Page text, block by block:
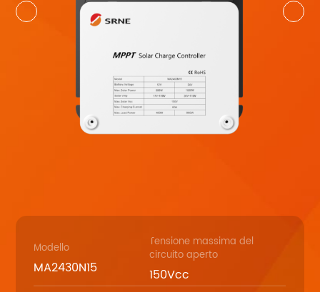
Modello
MA2430N15
Tensione massima del
circuito aperto
150Vcc